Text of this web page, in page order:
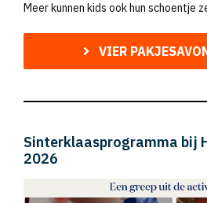
Meer kunnen kids ook hun schoentje
VIER
Sinterklaasprogramma bij
2026